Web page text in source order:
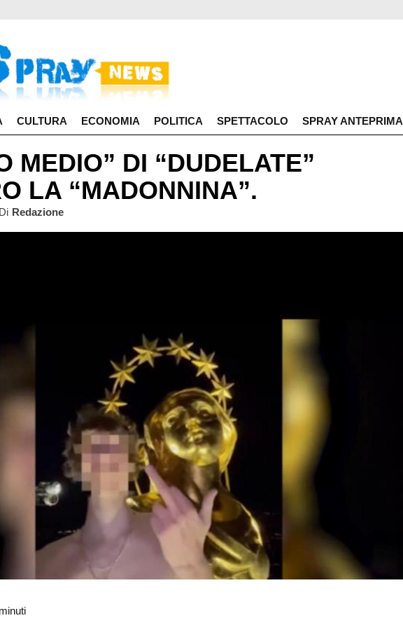
CULTURA ECONOMIA POLITICA SPETTACOLO SPRAY ANTEPRIMA
MEDIO” DI “DUDELATE”
LA “MADONNINA”.
Redazione
minuti